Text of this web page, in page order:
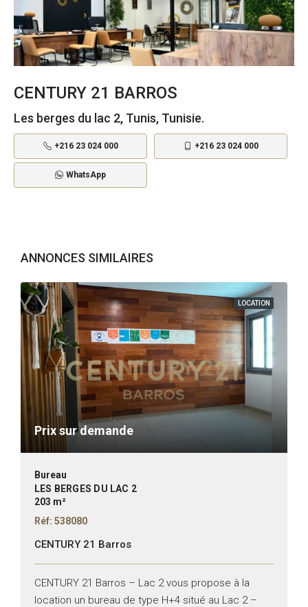
CENTURY 21 BARROS
Les berges du lac 2, Tunis, Tunisie.
+216 23 024 000 +216 23 024 000
WhatsApp
ANNONCES SIMILAIRES
LOCATION
Prix sur demande
Bureau
LES BERGES DU LAC 2
203 m²
Réf: 538080
CENTURY 21 Barros
CENTURY 21 Barros – Lac 2 vous propose à la
location un bureau de type H+4 situé au Lac 2 –